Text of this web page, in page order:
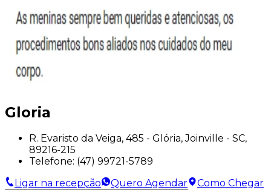
Gloria
R. Evaristo da Veiga, 485 - Glória, Joinville - SC,
89216-215
Telefone: (47) 99721-5789
Ligar na recepção
Quero Agendar Como Chegar